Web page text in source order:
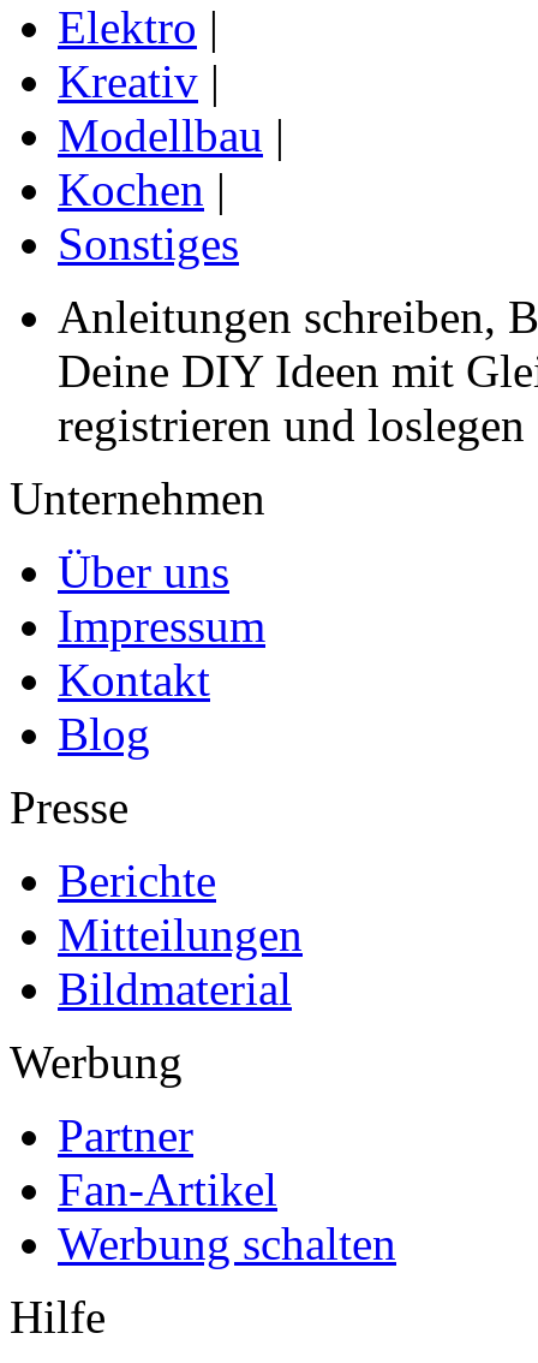
Elektro |
Kreativ |
Modellbau |
Kochen |
Sonstiges
Anleitungen schreiben,
Deine DIY Ideen mit
registrieren und loslegen
Unternehmen
Über uns
Impressum
Kontakt
Blog
Presse
Berichte
Mitteilungen
Bildmaterial
Werbung
Partner
Fan-Artikel
Werbung schalten
Hilfe